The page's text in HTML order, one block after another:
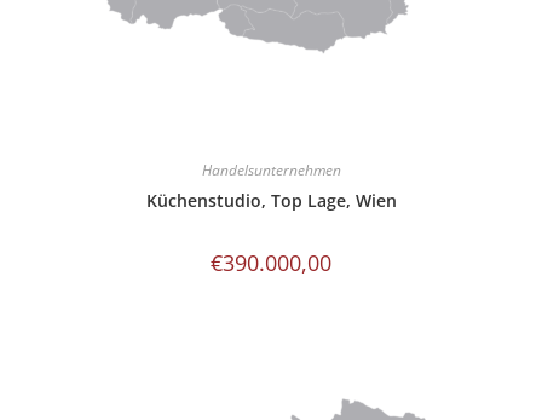
Handelsunternehmen
Küchenstudio, Top Lage, Wien
€390.000,00